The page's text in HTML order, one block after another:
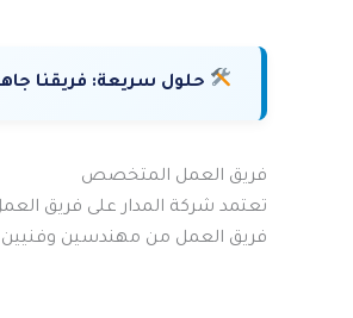
حلول سريعة: فريقنا
فريق العمل المتخصص
تعتمد شركة المدار على فريق
فريق العمل من مهندسين وفنيين